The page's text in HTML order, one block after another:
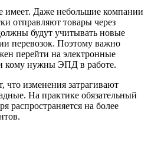
имеет. Даже небольшие компании
отправляют товары через
будут учитывать новые
перевозок. Поэтому важно
перейти на электронные
кому нужны ЭПД в работе.
изменения затрагивают
На практике обязательный
распространяется на более